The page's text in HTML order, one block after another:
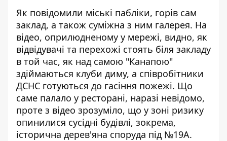
Як повідомили міські пабліки, горів сам
заклад, а також суміжна з ним галерея. На
відео, оприлюдненому у мережі, видно, як
відвідувачі та перехожі стоять біля закладу
в той час, як над самою "Канапою"
здіймаються клуби диму, а співробітники
ДСНС готуються до гасіння пожежі. Що
саме палало у ресторані, наразі невідомо,
проте з відео зрозуміло, що у зоні ризику
опинилися сусідні будівлі, зокрема,
історична дерев'яна споруда під №19А.